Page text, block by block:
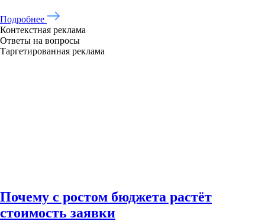
Подробнее
Контекстная реклама
Ответы на вопросы
Таргетированная реклама
Почему с ростом бюджета растёт
стоимость заявки